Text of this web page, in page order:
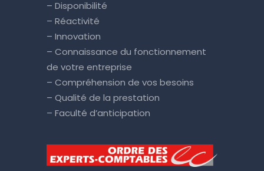
– Disponibilité
– Réactivité
– Innovation
– Connaissance du fonctionnement
de votre entreprise
– Compréhension de vos besoins
– Qualité de la prestation
– Faculté d’anticipation